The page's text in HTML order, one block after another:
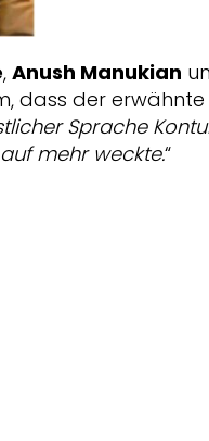
, Anush Manukian
dass der erwähnte
Sprache
mehr weckte.“